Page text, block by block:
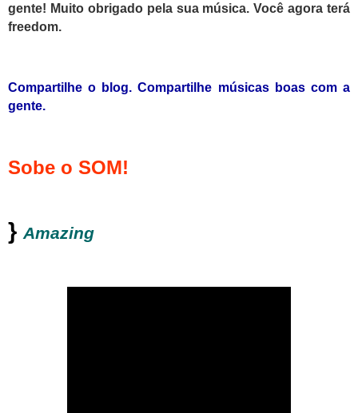
gente! Muito obrigado pela sua música. Você agora terá
freedom.
Compartilhe o blog. Compartilhe músicas boas com a
gente.
Sobe o SOM!
} Amazing